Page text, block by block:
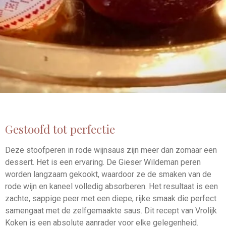
Gestoofd tot perfectie
Deze stoofperen in rode wijnsaus zijn meer dan zomaar een
dessert. Het is een ervaring. De Gieser Wildeman peren
worden langzaam gekookt, waardoor ze de smaken van de
rode wijn en kaneel volledig absorberen. Het resultaat is een
zachte, sappige peer met een diepe, rijke smaak die perfect
samengaat met de zelfgemaakte saus. Dit recept van Vrolijk
Koken is een absolute aanrader voor elke gelegenheid.